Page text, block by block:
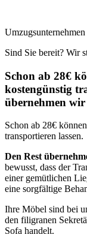
Sind Sie bereit? Wir
Schon ab 28€
kostengünstig
übernehmen
Schon ab 28€
transportieren lassen.
Den Rest
bewusst, dass der
einer gemütlichen
eine sorgfältige
Ihre Möbel sind bei
den filigranen
Sofa handelt.